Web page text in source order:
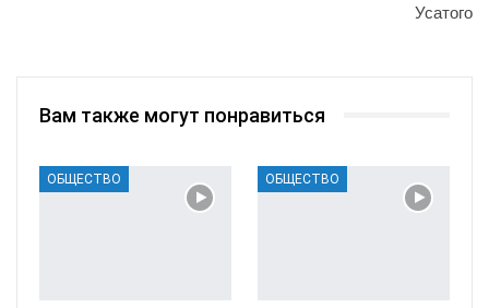
Усатого
Вам также могут понравиться
ОБЩЕСТВО ОБЩЕСТВО